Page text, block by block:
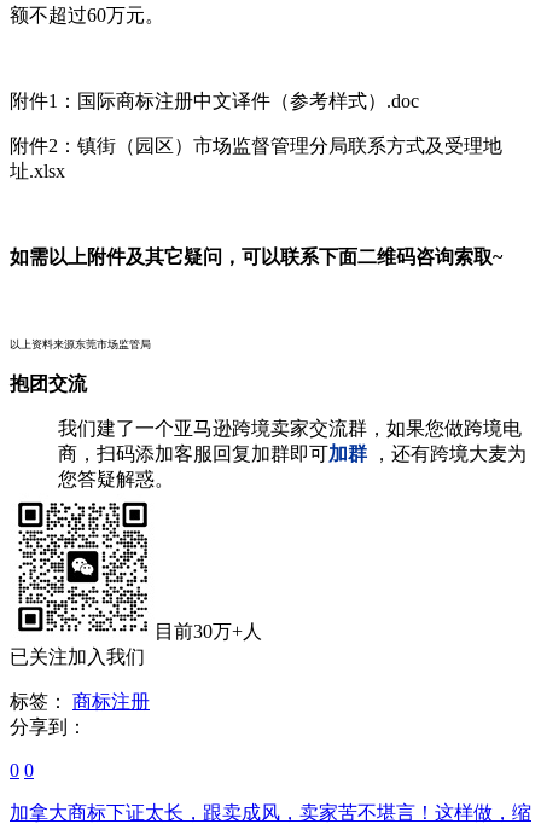
额不超过60万元。
附件1：国际商标注册中文译件（参考样式）.doc
附件2：镇街（园区）市场监督管理分局联系方式及受理地
址.xlsx
如需以上附件及其它疑问，可以联系下面二维码咨询索取~
以上资料来源东莞市场监管局
抱团交流
我们建了一个亚马逊跨境卖家交流群，如果您做跨境电
商，扫码添加客服回复加群即可加群
，还有跨境大麦为
您答疑解惑。
目前30万+人
已关注加入我们
标签：
商标注册
分享到：
0 0
加拿大商标下证太长，跟卖成风，卖家苦不堪言！这样做，缩